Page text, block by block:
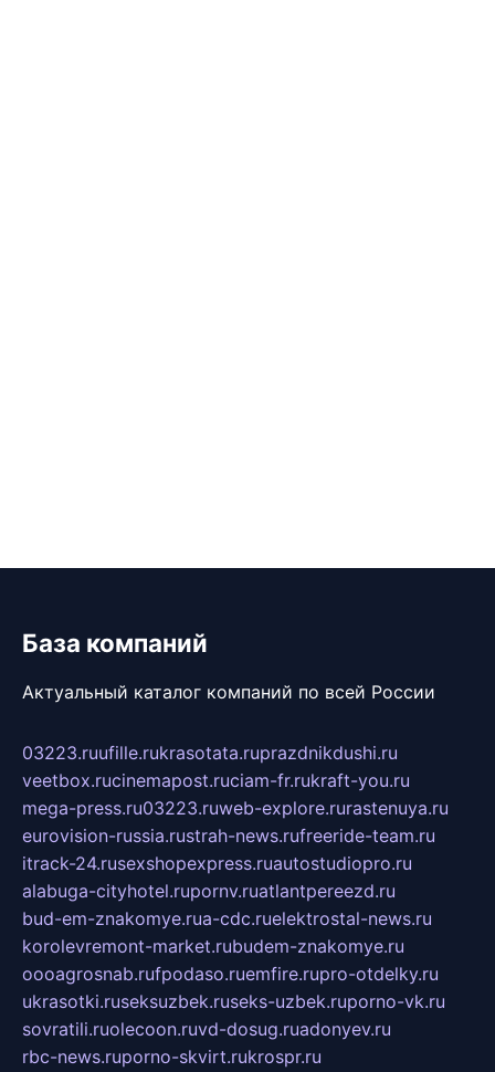
База компаний
Актуальный каталог компаний по всей России
03223.ruufille.rukrasotata.ruprazdnikdushi.ru
veetbox.rucinemapost.ruciam-fr.rukraft-you.ru
mega-press.ru03223.ruweb-explore.rurastenuya.ru
eurovision-russia.rustrah-news.rufreeride-team.ru
itrack-24.rusexshopexpress.ruautostudiopro.ru
alabuga-cityhotel.rupornv.ruatlantpereezd.ru
bud-em-znakomye.rua-cdc.ruelektrostal-news.ru
korolevremont-market.rubudem-znakomye.ru
oooagrosnab.rufpodaso.ruemfire.rupro-otdelky.ru
ukrasotki.ruseksuzbek.ruseks-uzbek.ruporno-vk.ru
sovratili.ruolecoon.ruvd-dosug.ruadonyev.ru
rbc-news.ruporno-skvirt.rukrospr.ru